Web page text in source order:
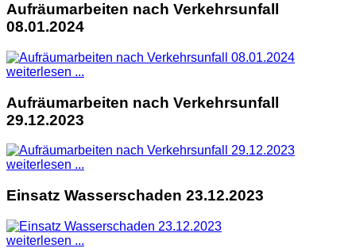
Aufräumarbeiten nach Verkehrsunfall
08.01.2024
weiterlesen ...
Aufräumarbeiten nach Verkehrsunfall
29.12.2023
weiterlesen ...
Einsatz Wasserschaden 23.12.2023
weiterlesen ...